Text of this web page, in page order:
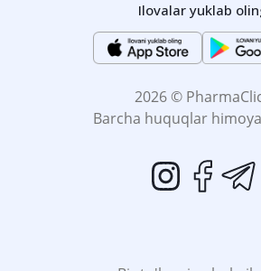
Ilovalar yuklab
2026 ©
Barcha huquqlar